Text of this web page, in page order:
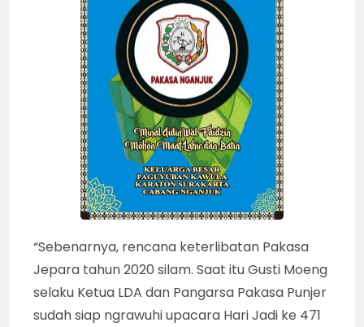
“Sebenarnya, rencana keterlibatan Pakasa
Jepara tahun 2020 silam. Saat itu Gusti Moeng
selaku Ketua LDA dan Pangarsa Pakasa Punjer
sudah siap ngrawuhi upacara Hari Jadi ke 471